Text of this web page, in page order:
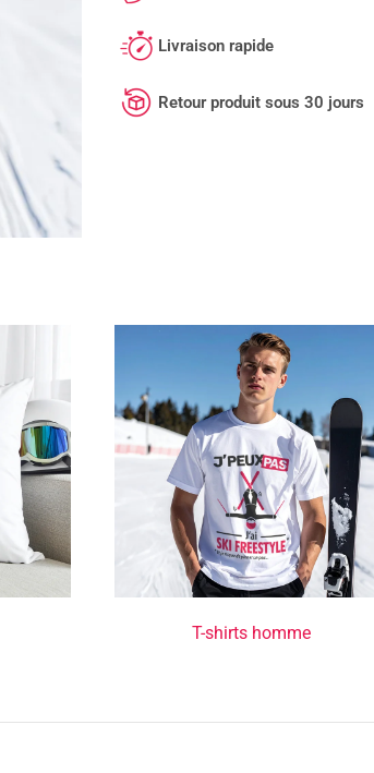
Livraison rapide
Retour produit sous 30 jours
T-shirts homme